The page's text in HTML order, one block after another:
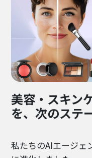
美容・スキン
を、次のステ
私たちのAIエージェ